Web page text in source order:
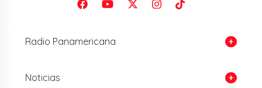
Radio Panamericana
Noticias